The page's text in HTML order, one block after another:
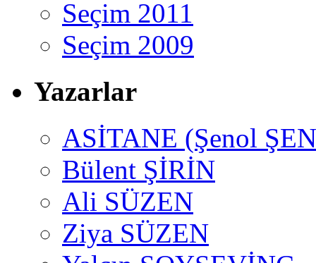
Seçim 2011
Seçim 2009
Yazarlar
ASİTANE (Şenol
Bülent ŞİRİN
Ali SÜZEN
Ziya SÜZEN